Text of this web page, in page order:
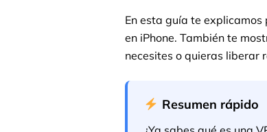
En esta guía te
en iPhone. También te
necesites o quieras liberar
Resumen rápido